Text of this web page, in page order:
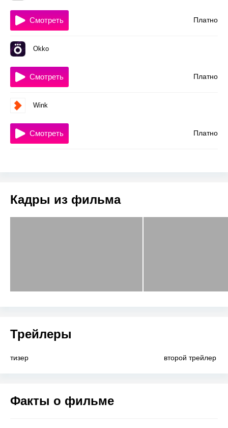
Платно
Смотреть
Okko
Платно
Смотреть
Wink
Платно
Смотреть
Кадры из фильма
Трейлеры
тизер второй трейлер
Факты о фильме